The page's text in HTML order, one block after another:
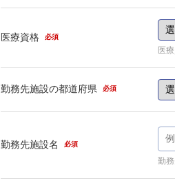
医療資格 必須
医
勤務先施設の都道府県 必須
勤務先施設名 必須
勤